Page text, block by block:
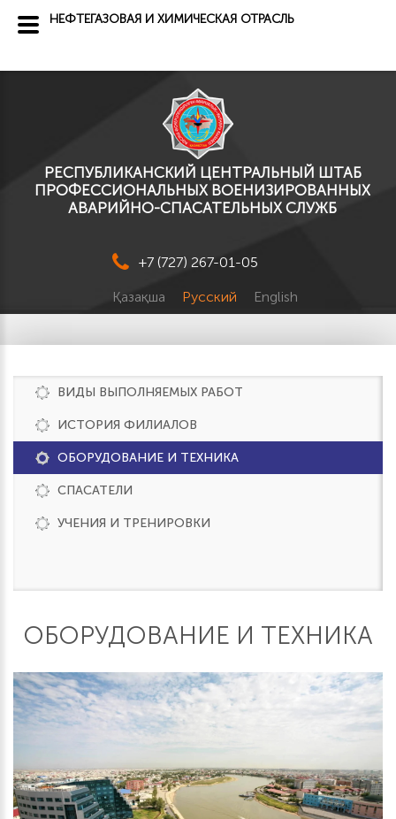
РЕСПУБЛИКАНСКИЙ ЦЕНТРАЛЬНЫЙ ШТАБ
ПРОФЕССИОНАЛЬНЫХ ВОЕНИЗИРОВАННЫХ
АВАРИЙНО-СПАСАТЕЛЬНЫХ СЛУЖБ
+7 (727) 267-01-05
Қазақша Русский English
ВИДЫ ВЫПОЛНЯЕМЫХ РАБОТ
ИСТОРИЯ ФИЛИАЛОВ
ОБОРУДОВАНИЕ И ТЕХНИКА
СПАСАТЕЛИ
УЧЕНИЯ И ТРЕНИРОВКИ
ОБОРУДОВАНИЕ И ТЕХНИКА
НЕФТЕГАЗОВАЯ И ХИМИЧЕСКАЯ ОТРАСЛЬ